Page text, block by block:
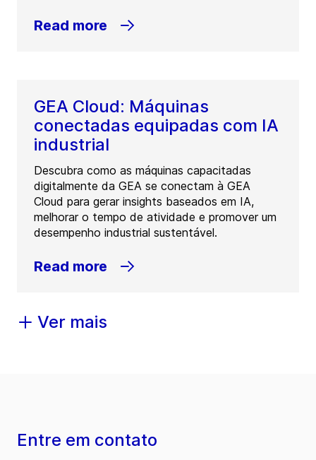
Read more
GEA Cloud: Máquinas
conectadas equipadas com IA
industrial
Descubra como as máquinas capacitadas
digitalmente da GEA se conectam à GEA
Cloud para gerar insights baseados em IA,
melhorar o tempo de atividade e promover um
desempenho industrial sustentável.
Read more
Ver mais
Entre em contato